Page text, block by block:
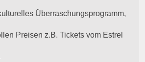
Überraschungsprogramm,
Preisen z.B. Tickets vom Estrel